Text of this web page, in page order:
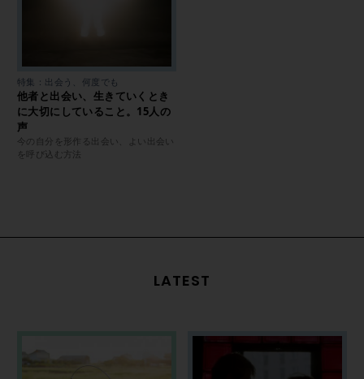
特集：出会う、何度でも
他者と出会い、生きていくとき
に大切にしていること。15人の
声
今の自分を形作る出会い、よい出会い
を呼び込む方法
LATEST